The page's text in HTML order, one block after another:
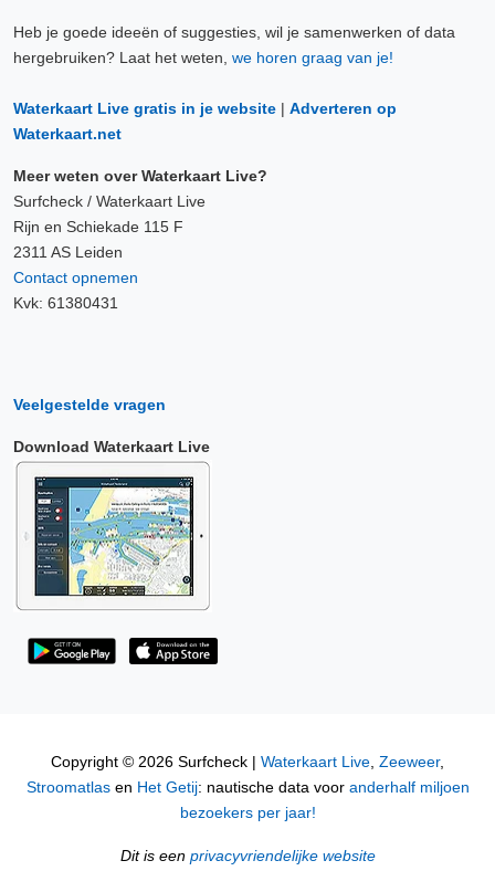
Heb je goede ideeën of suggesties, wil je samenwerken of data
hergebruiken? Laat het weten, we horen graag van je!
Waterkaart Live gratis in je website | Adverteren op
Waterkaart.net
Meer weten over Waterkaart Live?
Surfcheck / Waterkaart Live
Rijn en Schiekade 115 F
2311 AS Leiden
Contact opnemen
Kvk: 61380431
Veelgestelde vragen
Download Waterkaart Live
Copyright © 2026 Surfcheck | Waterkaart Live, Zeeweer,
Stroomatlasen Het Getij: nautische data voor anderhalf miljoen
bezoekers per jaar!
Dit is een privacyvriendelijke website